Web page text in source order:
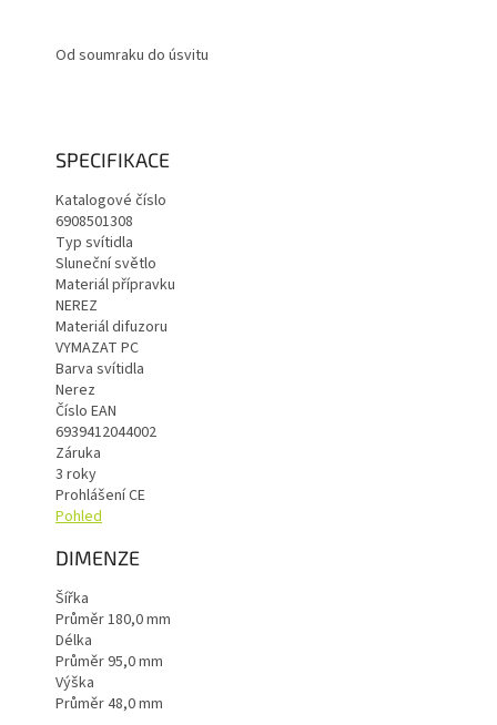
Od soumraku do úsvitu
SPECIFIKACE
Katalogové číslo
6908501308
Typ svítidla
Sluneční světlo
Materiál přípravku
NEREZ
Materiál difuzoru
VYMAZAT PC
Barva svítidla
Nerez
Číslo EAN
6939412044002
Záruka
3 roky
Prohlášení CE
Pohled
DIMENZE
Šířka
Průměr 180,0mm
Délka
Průměr 95,0mm
Výška
Průměr 48,0mm